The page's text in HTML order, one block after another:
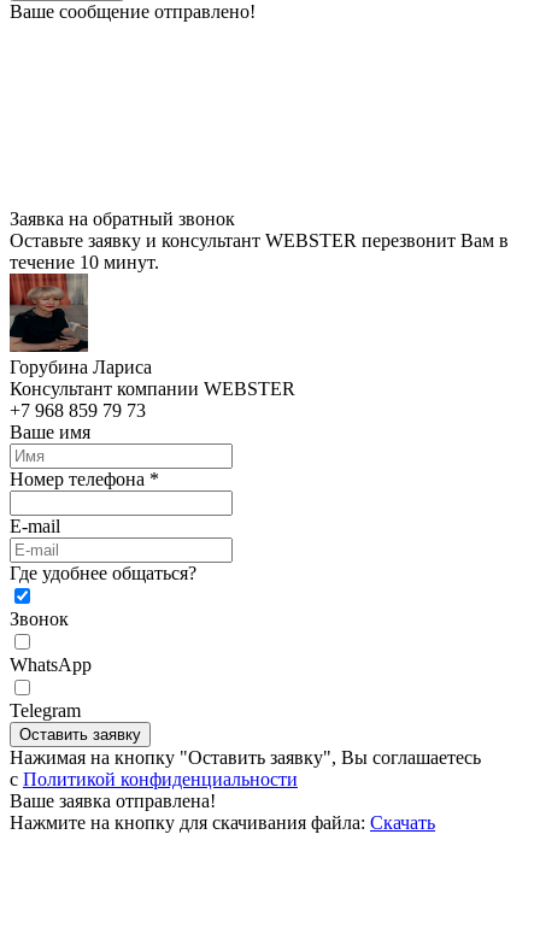
Ваше сообщение отправлено!
Заявка на обратный звонок
Оставьте заявку и консультант WEBSTER перезвонит Вам в
течение 10 минут.
Горубина Лариса
Консультант компании WEBSTER
+7 968 859 79 73
Ваше имя
Номер телефона *
E-mail
Где удобнее общаться?
Звонок
WhatsApp
Telegram
Оставить заявку
Нажимая на кнопку "Оставить заявку", Вы соглашаетесь
c Политикой конфиденциальности
Ваше заявка отправлена!
Нажмите на кнопку для скачивания файла: Скачать